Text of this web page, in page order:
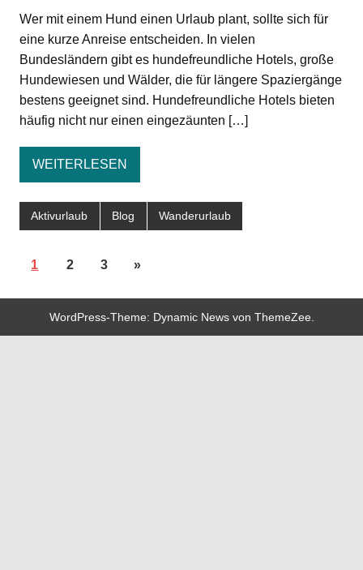
Wer mit einem Hund einen Urlaub plant, sollte sich für
eine kurze Anreise entscheiden. In vielen
Bundesländern gibt es hundefreundliche Hotels, große
Hundewiesen und Wälder, die für längere Spaziergänge
bestens geeignet sind. Hundefreundliche Hotels bieten
häufig nicht nur einen eingezäunten […]
WEITERLESEN
Aktivurlaub Blog Wanderurlaub
1 2 3 »
WordPress-Theme: Dynamic News von ThemeZee.